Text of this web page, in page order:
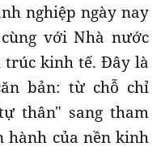
nghiệp ngày nay
với Nhà nước
trúc kinh tế. Đây là
bản: từ chỗ chỉ
thân" sang tham
hành của nền kinh